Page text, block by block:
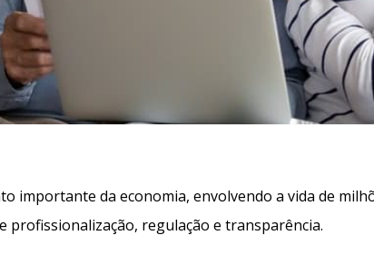
importante da economia, envolvendo a vida de
profissionalização, regulação e transparência.